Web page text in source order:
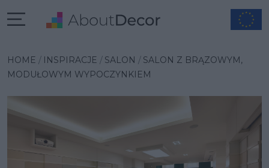
HOME INSPIRACJE SALON
SALON Z BRĄZOWYM,
MODUŁOWYM WYPOCZYNKIEM